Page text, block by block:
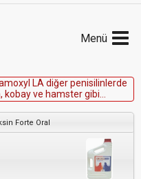
Menü
moxy LA diğerpenisi in erde
, kobayve hamstergibi
lanılmamalıdır.
Forte Oral